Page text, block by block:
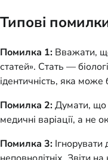
Типові
Помилка 1: Вважати,
статей». Стать —
ідентичність, яка може
Помилка 2:Думати, що
медичні варіації, а не
Помилка 3: